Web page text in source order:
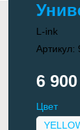
L-ink
Артикул:
6 900
Цвет